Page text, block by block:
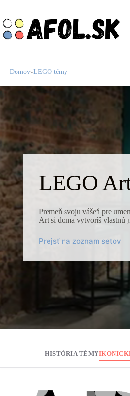
content
Domov»LEGO témy
LEGO
Premeň svoju vášeň pre
Art si doma vytvoríš vlastnú
Prejsť na zoznam setov
HISTÓRIA TÉMY